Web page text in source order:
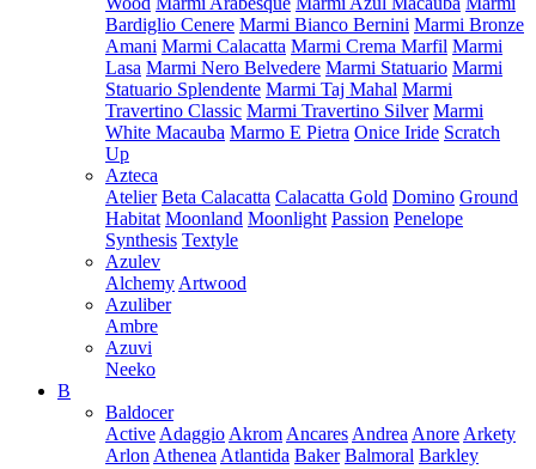
Bardiglio Cenere Marmi Bianco Bernini Marmi Bronze
Amani Marmi Calacatta Marmi Crema Marfil Marmi
Lasa Marmi Nero Belvedere Marmi Statuario Marmi
Statuario Splendente Marmi Taj Mahal Marmi
Travertino Classic Marmi Travertino Silver Marmi
White Macauba Marmo E Pietra Onice Iride Scratch
Up
Azteca
Atelier Beta Calacatta Calacatta Gold Domino Ground
Habitat Moonland Moonlight Passion Penelope
Synthesis Textyle
Azulev
Alchemy Artwood
Azuliber
Ambre
Azuvi
Neeko
B
Baldocer
Active Adaggio Akrom Ancares Andrea Anore Arkety
Arlon Athenea Atlantida Baker Balmoral Barkley